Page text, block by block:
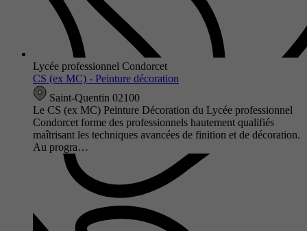
Lycée professionnel Condorcet
CS (ex MC) - Peinture décoration
Saint-Quentin 02100
Le CS (ex MC) Peinture Décoration du Lycée professionnel
Condorcet forme des professionnels hautement qualifiés
maîtrisant les techniques avancées de finition et de décoration.
Au progra…